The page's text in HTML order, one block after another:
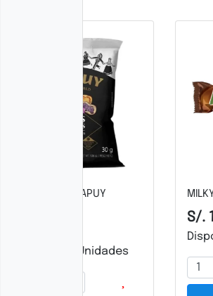
MILKY WAY BAR 21.5 GR